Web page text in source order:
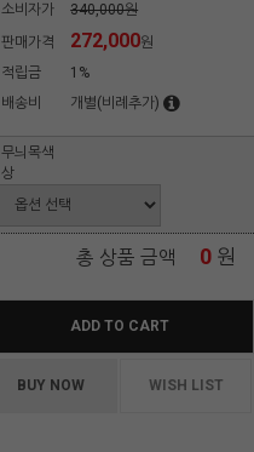
소비자가
340,000원
판매가격
272,000원
적립금
1%
배송비
개별(비례추가)
무늬목색
상
총 상품 금액 0 원
ADD TO CART
BUY NOW WISH LIST